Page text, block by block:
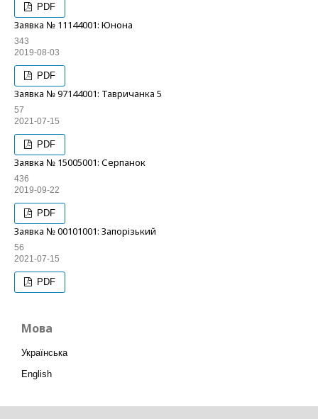
PDF
Заявка № 11144001: Юнона
343
2019-08-03
PDF
Заявка № 97144001: Тавричанка 5
57
2021-07-15
PDF
Заявка № 15005001: Серпанок
436
2019-09-22
PDF
Заявка № 00101001: Запорізький
56
2021-07-15
PDF
Мова
Українська
English